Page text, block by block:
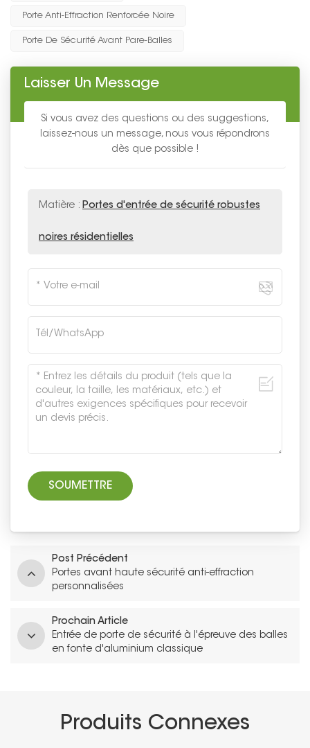
Porte Anti-Effraction Renforcée Noire
Porte De Sécurité Avant Pare-Balles
Laisser Un Message
Si vous avez des questions ou des suggestions,
laissez-nous un message, nous vous répondrons
dès que possible !
Matière : Portes d'entrée de sécurité robustes
noires résidentielles
Post Précédent
Portes avant haute sécurité anti-effraction
personnalisées
Prochain Article
Entrée de porte de sécurité à l'épreuve des balles
en fonte d'aluminium classique
Produits Connexes